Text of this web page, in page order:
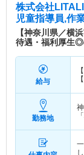
株式会社
児童指導員,作
【神奈川県／横
待遇・福利厚生
給与
勤務地